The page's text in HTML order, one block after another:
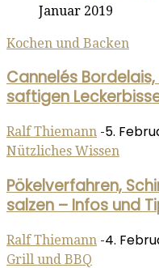
Januar 2019
Kochen und Backen
Cannelés
saftigen
Ralf Thiemann -5.
Nützliches Wissen
Pökelverfahren,
salzen – Infos und
Ralf Thiemann -4.
Grill und BBQ